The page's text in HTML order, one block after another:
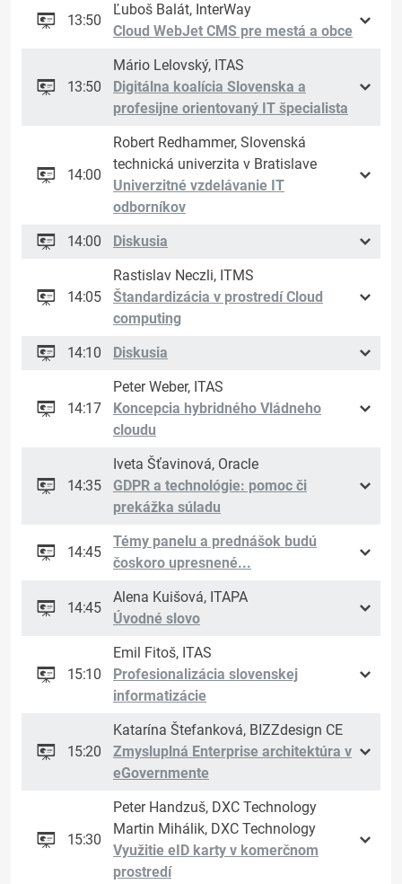
13:50
Ľuboš Balát, InterWay
Cloud WebJet CMS pre mestá a obce
13:50
Mário Lelovský, ITAS
Digitálna koalícia Slovenska a
profesijne orientovaný IT špecialista
14:00
Robert Redhammer, Slovenská
technická univerzita v Bratislave
Univerzitné vzdelávanie IT
odborníkov
14:00
Diskusia
14:05
Rastislav Neczli, ITMS
Štandardizácia v prostredí Cloud
computing
14:10
Diskusia
14:17
Peter Weber, ITAS
Koncepcia hybridného Vládneho
cloudu
14:35
Iveta Šťavinová, Oracle
GDPR a technológie: pomoc či
prekážka súladu
14:45
Témy panelu a prednášok budú
čoskoro upresnené...
14:45
Alena Kuišová, ITAPA
Úvodné slovo
15:10
Emil Fitoš, ITAS
Profesionalizácia slovenskej
informatizácie
15:20
Katarína Štefanková, BIZZdesign CE
Zmysluplná Enterprise architektúra v
eGovernmente
15:30
Peter Handzuš, DXC Technology
Martin Mihálik, DXC Technology
Využitie eID karty v komerčnom
prostredí